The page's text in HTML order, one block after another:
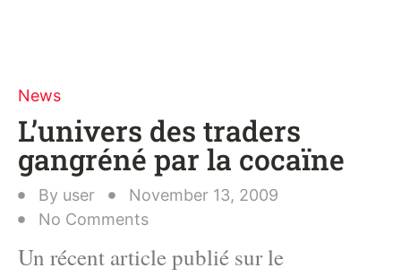
News
L’univers des traders
gangréné par la cocaïne
By user
November 13, 2009
No Comments
Un récent article publié sur le